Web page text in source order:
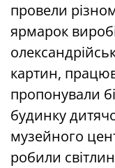
провели
ярмарок
картин,
пропонували
будинку
музейного
робили